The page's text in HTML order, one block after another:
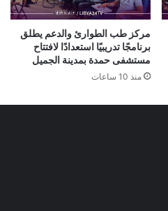
مركز طب الطوارئ والدعم يطلق
برنامجًا تدريبيًا استعدادًا لافتتاح
مستشفى حمدة بمدينة الجميل
منذ 10 ساعات